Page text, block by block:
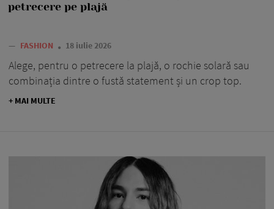
petrecere pe plajă
— FASHION 18 iulie 2026
Alege, pentru o petrecere la plajă, o rochie solară sau
combinația dintre o fustă statement și un crop top.
+ MAI MULTE